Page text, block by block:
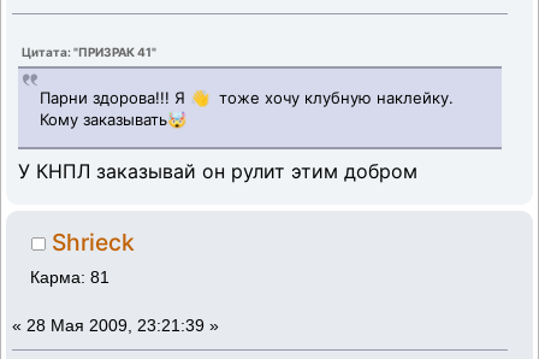
Цитата: "ПРИЗРАК 41"
Парни здорова!!! Я 👋 тоже хочу клубную наклейку.
Кому заказывать🤯
У КНПЛ заказывай он рулит этим добром
Shrieck
Карма: 81
« 28 Мая 2009, 23:21:39 »